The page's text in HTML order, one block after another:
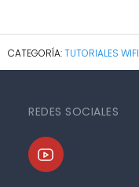
TUTORIALES WIFI
REDES SOCIALES